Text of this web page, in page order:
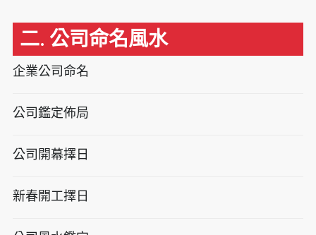
二. 公司命名風水
企業公司命名
公司鑑定佈局
公司開幕擇日
新春開工擇日